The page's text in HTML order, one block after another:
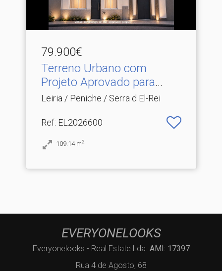
79.900€
Terreno Urbano com
Projeto Aprovado para
Mora.​..
Leiria / Peniche / Serra d El-Rei
Ref: EL2026600
109.14 m2
EVERYONELOOKS
Everyonelooks - Real Estate Lda. AMI: 17397
Rua 4 de Agosto, 68